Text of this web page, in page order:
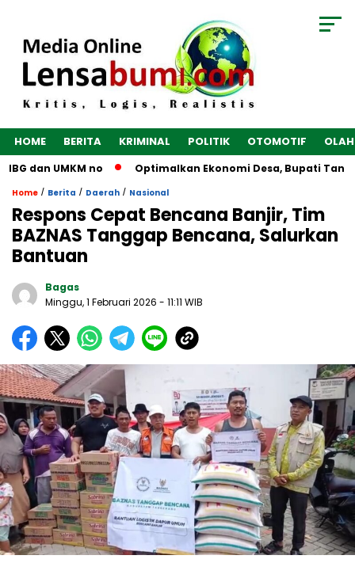
HOME BERITA KRIMINAL POLITIK OTOMOTIF
dan UMKM no Optimalkan Ekonomi Desa, Bupati
Home / Berita / Daerah / Nasional
Respons Cepat Bencana Banjir, ‎Tim
BAZNAS Tanggap Bencana, Salurkan
Bantuan
Bagas
Minggu, 1 Februari 2026 - 11:11 WIB